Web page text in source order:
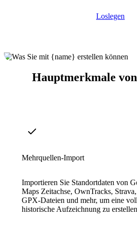
Loslegen
Hauptmerkmale
Mehrquellen-Import
Importieren Sie Standortdaten von
Maps Zeitachse, OwnTracks,
GPX-Dateien und mehr, um eine
historische Aufzeichnung zu